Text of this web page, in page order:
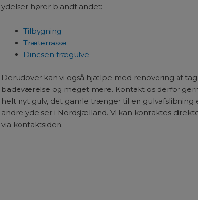
ydelser hører blandt andet:
Tilbygning
Træterrasse
Dinesen trægulve
Derudover kan vi også hjælpe med renovering af
badeværelse og meget mere. Kontakt os derfor
helt nyt gulv, det gamle trænger til en gulvafslibning
andre ydelser i Nordsjælland. Vi kan kontaktes
via kontaktsiden.